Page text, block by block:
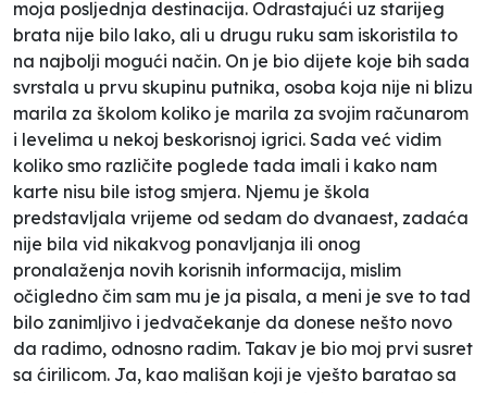
moja posljednja destinacija. Odrastajući uz starijeg
brata nije bilo lako, ali u drugu ruku sam iskoristila to
na najbolji mogući način. On je bio dijete koje bih sada
svrstala u prvu skupinu putnika, osoba koja nije ni blizu
marila za školom koliko je marila za svojim računarom
i levelima u nekoj beskorisnoj igrici. Sada već vidim
koliko smo različite poglede tada imali i kako nam
karte nisu bile istog smjera. Njemu je škola
predstavljala vrijeme od sedam do dvanaest, zadaća
nije bila vid nikakvog ponavljanja ili onog
pronalaženja novih korisnih informacija, mislim
očigledno čim sam mu je ja pisala, a meni je sve to tad
bilo zanimljivo i jedvačekanje da donese nešto novo
da radimo, odnosno radim. Takav je bio moj prvi susret
sa ćirilicom. Ja, kao mališan koji je vješto baratao sa